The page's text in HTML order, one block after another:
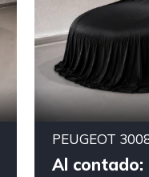
Al contado: